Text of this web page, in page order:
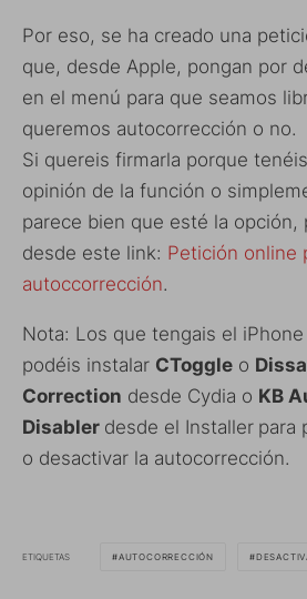
Por eso, se ha creado una
que, desde Apple, pongan por
en el menú para que seamos
queremos autocorrección o no.
Si quereis firmarla porque
opinión de la función o
parece bien que esté la opción,
desde este link: Petición online
autoccorrección.
Nota: Los que tengais el
podéis instalar CToggle o
Correction desde Cydia o KB
Disabler desde el Installer para
o desactivar la autocorrección.
ETIQUETAS AUTOCORRECCIÓN